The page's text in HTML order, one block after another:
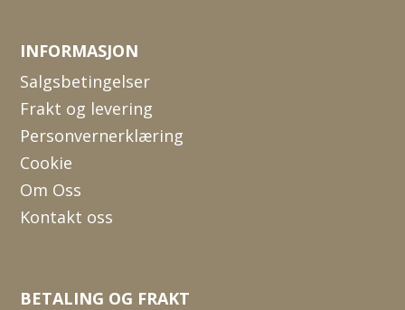
INFORMASJON
Salgsbetingelser
Frakt og levering
Personvernerklæring
Cookie
Om Oss
Kontakt oss
BETALING OG FRAKT